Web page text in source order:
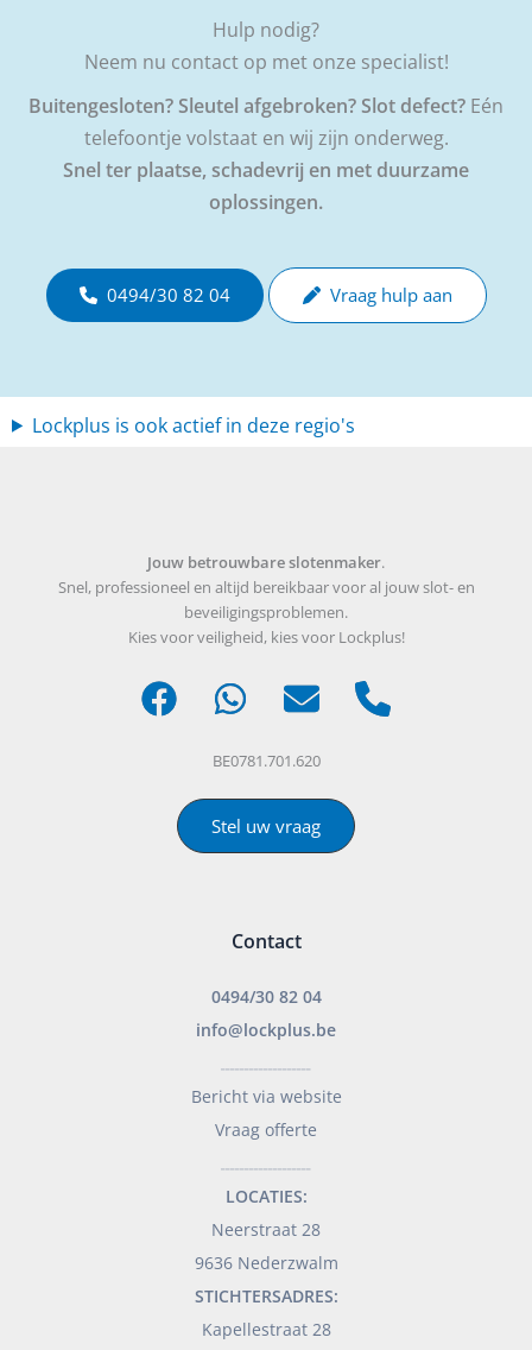
Hulp nodig?
Neem nu contact op met onze specialist!
Buitengesloten? Sleutel afgebroken? Slot defect? Eén
telefoontje volstaat en wij zijn onderweg.
Snel ter plaatse, schadevrij en met duurzame
oplossingen.
0494/30 82 04 Vraag hulp aan
Lockplus is ook actief in deze regio's
Jouw betrouwbare slotenmaker.
Snel, professioneel en altijd bereikbaar voor al jouw slot- en
beveiligingsproblemen.
Kies voor veiligheid, kies voor Lockplus!
BE0781.701.620
Stel uw vraag
Contact
0494/30 82 04
info@lockplus.be
Bericht via website
Vraag offerte
LOCATIES:
Neerstraat 28
9636 Nederzwalm
STICHTERSADRES:
Kapellestraat 28